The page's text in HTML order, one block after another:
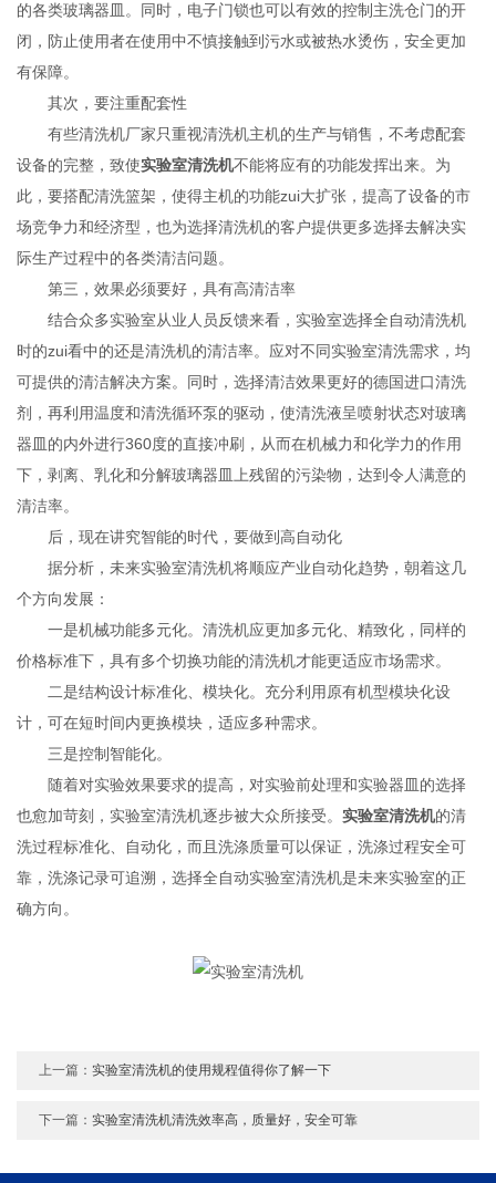
的各类玻璃器皿。同时，电子门锁也可以有效的控制主洗仓门的开
闭，防止使用者在使用中不慎接触到污水或被热水烫伤，安全更加
有保障。
其次，要注重配套性
有些清洗机厂家只重视清洗机主机的生产与销售，不考虑配套
设备的完整，致使实验室清洗机不能将应有的功能发挥出来。为
此，要搭配清洗篮架，使得主机的功能zui大扩张，提高了设备的市
场竞争力和经济型，也为选择清洗机的客户提供更多选择去解决实
际生产过程中的各类清洁问题。
第三，效果必须要好，具有高清洁率
结合众多实验室从业人员反馈来看，实验室选择全自动清洗机
时的zui看中的还是清洗机的清洁率。应对不同实验室清洗需求，均
可提供的清洁解决方案。同时，选择清洁效果更好的德国进口清洗
剂，再利用温度和清洗循环泵的驱动，使清洗液呈喷射状态对玻璃
器皿的内外进行360度的直接冲刷，从而在机械力和化学力的作用
下，剥离、乳化和分解玻璃器皿上残留的污染物，达到令人满意的
清洁率。
后，现在讲究智能的时代，要做到高自动化
据分析，未来实验室清洗机将顺应产业自动化趋势，朝着这几
个方向发展：
一是机械功能多元化。清洗机应更加多元化、精致化，同样的
价格标准下，具有多个切换功能的清洗机才能更适应市场需求。
二是结构设计标准化、模块化。充分利用原有机型模块化设
计，可在短时间内更换模块，适应多种需求。
三是控制智能化。
随着对实验效果要求的提高，对实验前处理和实验器皿的选择
也愈加苛刻，实验室清洗机逐步被大众所接受。实验室清洗机的清
洗过程标准化、自动化，而且洗涤质量可以保证，洗涤过程安全可
靠，洗涤记录可追溯，选择全自动实验室清洗机是未来实验室的正
确方向。
上一篇：实验室清洗机的使用规程值得你了解一下
下一篇：实验室清洗机清洗效率高，质量好，安全可靠